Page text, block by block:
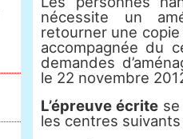
nécessite un
retourner une
accompagnée du
demandes
le 22 novembre
L’épreuve écrite
les centres suivants